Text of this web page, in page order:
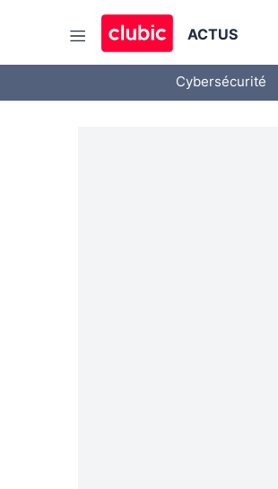
ACTUS
Cybersécurité